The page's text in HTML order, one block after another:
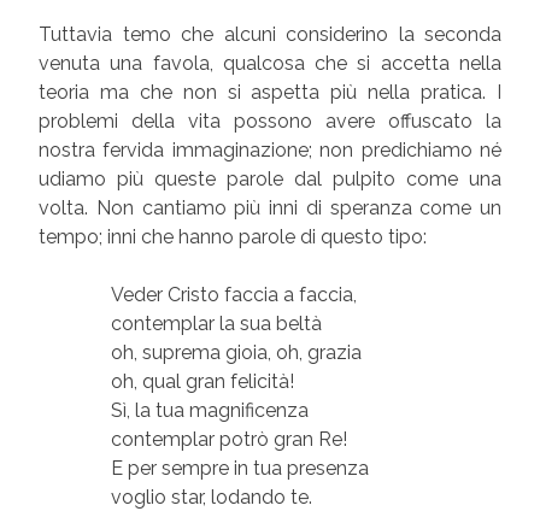
Tuttavia temo che alcuni considerino la seconda
venuta una favola, qualcosa che si accetta nella
teoria ma che non si aspetta più nella pratica. I
problemi della vita possono avere offuscato la
nostra fervida immaginazione; non predichiamo né
udiamo più queste parole dal pulpito come una
volta. Non cantiamo più inni di speranza come un
tempo; inni che hanno parole di questo tipo:
Veder Cristo faccia a faccia,
contemplar la sua beltà
oh, suprema gioia, oh, grazia
oh, qual gran felicità!
Sì, la tua magnificenza
contemplar potrò gran Re!
E per sempre in tua presenza
voglio star, lodando te.